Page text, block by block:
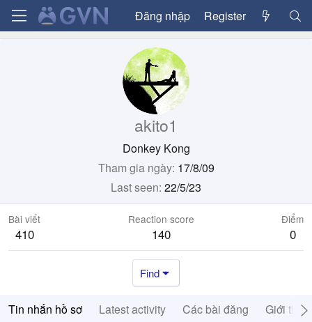
Đăng nhập Register
akito1
Donkey Kong
Tham gia ngày 17/8/09
Last seen 22/5/23
Bài viết
410
Reaction score
140
Điểm
0
Find
Tin nhắn hồ sơ Latest activity Các bài đăng Giới thiệu